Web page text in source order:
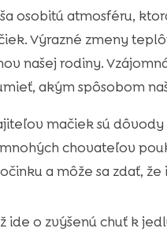
osobitú atmosféru,
Výrazné zmeny
našej rodiny.
akým spôsobom
mačiek sú
chovateľov
a môže sa zdať,
ide o zvýšenú chuť k